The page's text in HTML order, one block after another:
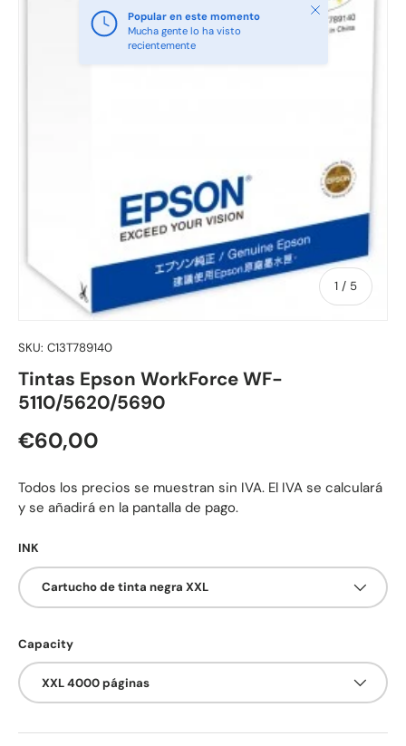
1 / de
5
Popular en este momento
Mucha gente lo ha visto
recientemente
Cerrar
SKU: C13T789140
Tintas Epson WorkForce WF-
5110/5620/5690
Precio normal
€60,00
Todos los precios se muestran sin IVA. El IVA se calculará
y se añadirá en la pantalla de pago.
INK
Cartucho de tinta negra XXL
Capacity
XXL 4000 páginas